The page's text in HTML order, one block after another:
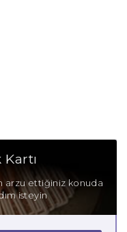
arzu ettiğiniz konuda
isteyin